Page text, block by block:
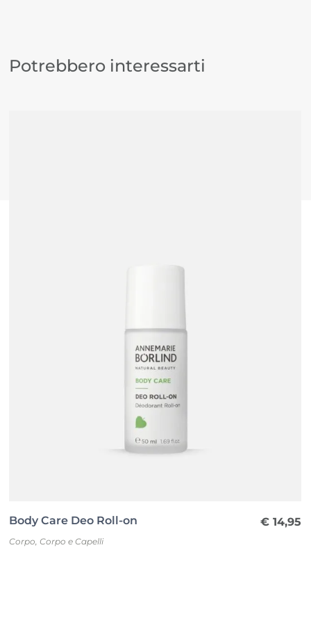
Potrebbero interessarti
Body Care Deo Roll-on
Corpo ,Corpo e Capelli
€ 14,95